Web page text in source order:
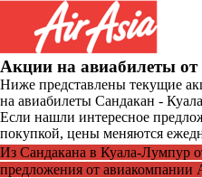
Акции на авиабилеты
Ниже представлены текущие
на авиабилеты Сандакан -
Если нашли интересное
покупкой, цены меняются
Из Сандакана в Куала-Лумпур
предложения от авиакомпании